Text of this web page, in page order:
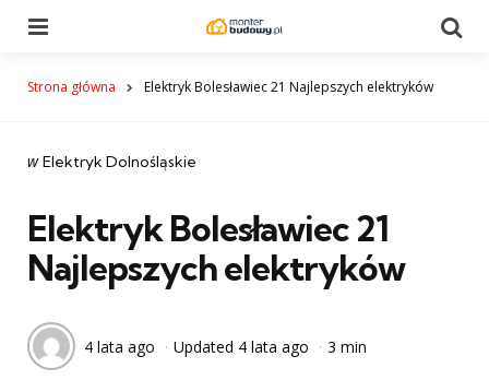
Strona główna Elektryk Bolesławiec 21 Najlepszych elektryków
Categories
post
w Elektryk Dolnośląskie
Elektryk Bolesławiec 21
Najlepszych elektryków
4 lata ago Updated 4 lata ago 3 min